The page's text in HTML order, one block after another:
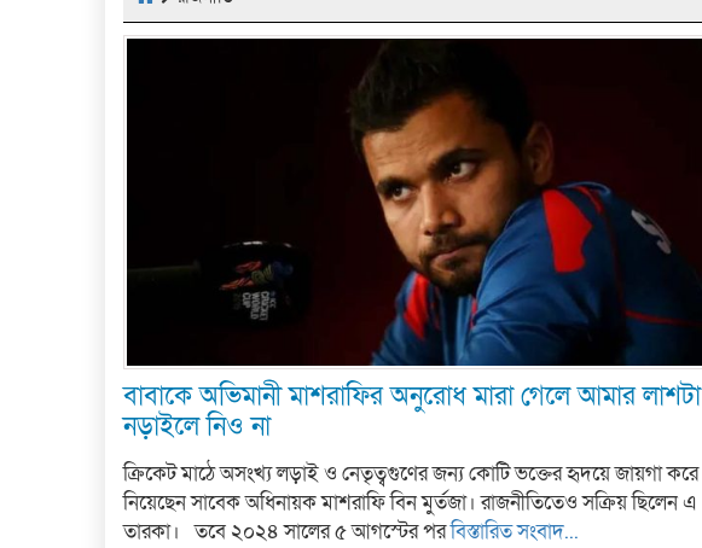
বাবাকে অভিমানী মাশরাফির অনুরোধ মারা গেলে আমার লাশটা
নড়াইলে নিও না
ক্রিকেট মাঠে অসংখ্য লড়াই ও নেতৃত্বগুণের জন্য কোটি ভক্তের হৃদয়ে জায়গা করে
নিয়েছেন সাবেক অধিনায়ক মাশরাফি বিন মুর্তজা। রাজনীতিতেও সক্রিয় ছিলেন এ
তারকা। তবে ২০২৪ সালের ৫ আগস্টের পরবিস্তারিত সংবাদ...